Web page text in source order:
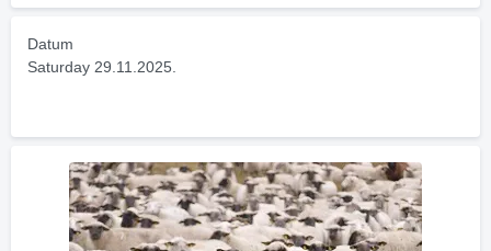
Datum
Saturday 29.11.2025.